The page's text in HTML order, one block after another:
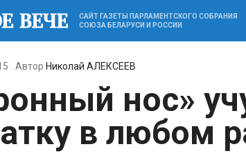
САЙТ ГАЗЕТЫ ПАРЛАМЕНТСКОГО СОБРАНИЯ
СОЮЗА БЕЛАРУСИ И РОССИИ
Автор Николай АЛЕКСЕЕВ
нос»
в любом